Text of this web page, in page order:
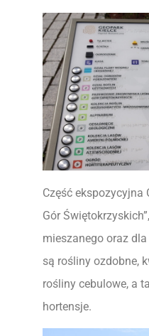
Część
Gór
mieszanego oraz
są rośliny ozdobne,
rośliny cebulowe, a
hortensje.